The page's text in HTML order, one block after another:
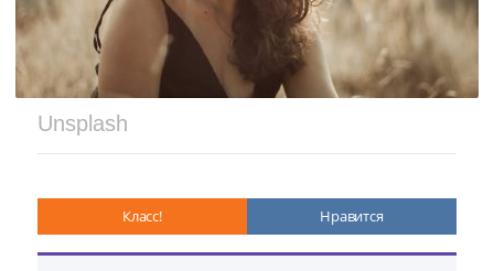
Unsplash
Класс! Нравится